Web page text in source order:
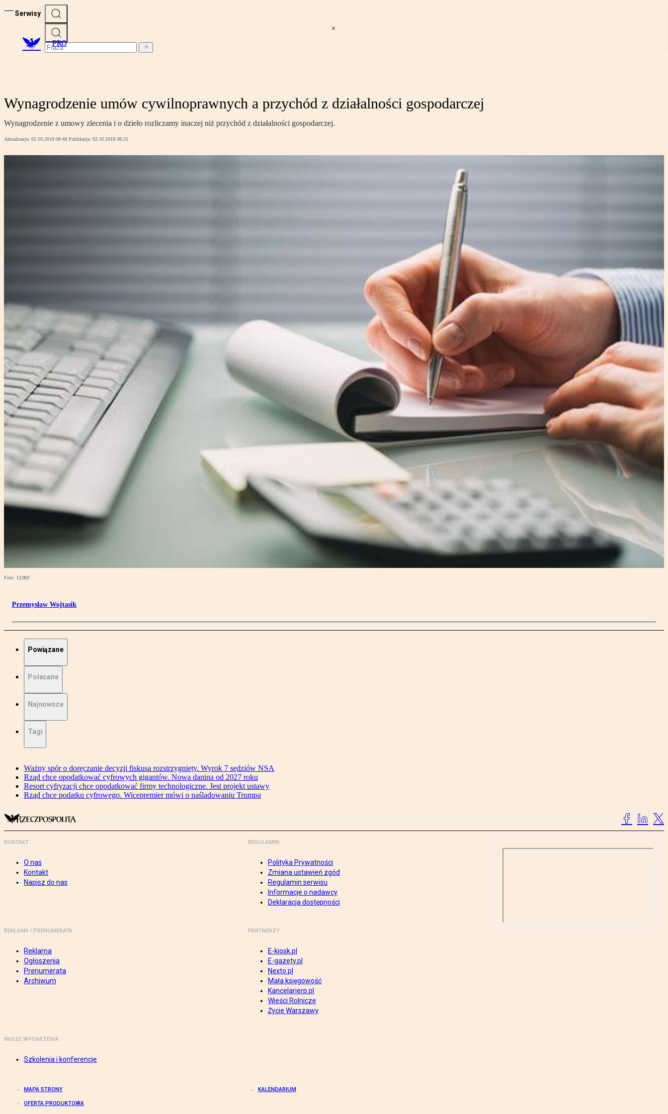
Serwisy
PRO
Wynagrodzenie umów cywilnoprawnych a przychód z działalności gospodarczej
Wynagrodzenie z umowy zlecenia i o dzieło rozliczamy inaczej niż przychód z działalności gospodarczej.
Aktualizacja: 02.10.2018 08:48 Publikacja: 02.10.2018 08:25
Foto: 123RF
Przemysław Wojtasik
Powiązane
Polecane
Najnowsze
Tagi
Ważny spór o doręczanie decyzji fiskusa rozstrzygnięty. Wyrok 7 sędziów NSA
Rząd chce opodatkować cyfrowych gigantów. Nowa danina od 2027 roku
Resort cyfryzacji chce opodatkować firmy technologiczne. Jest projekt ustawy
Rząd chce podatku cyfrowego. Wicepremier mówi o naśladowaniu Trumpa
KONTAKT
O nas
Kontakt
Napisz do nas
REGULAMIN
Polityka Prywatności
Zmiana ustawień zgód
Regulamin serwisu
Informacje o nadawcy
Deklaracja dostępności
REKLAMA I PRENUMERATA
Reklama
Ogłoszenia
Prenumerata
Archiwum
PARTNERZY
E-kiosk.pl
E-gazety.pl
Nexto.pl
Mała księgowość
Kancelarierp.pl
Wieści Rolnicze
Życie Warszawy
NASZE WYDARZENIA
Szkolenia i konferencje
MAPA STRONY KALENDARIUM
OFERTA PRODUKTOWA